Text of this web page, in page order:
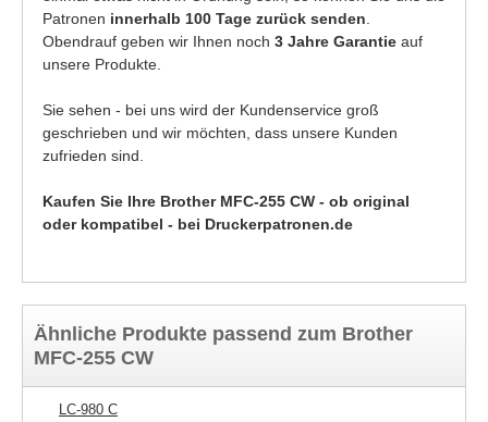
Patronen innerhalb 100 Tage zurück senden
Obendrauf geben wir Ihnen noch 3 Jahre Garantie auf
unsere Produkte.
Sie sehen - bei uns wird der Kundenservice groß
geschrieben und wir möchten, dass unsere Kunden
zufrieden sind.
Kaufen Sie Ihre Brother MFC-255 CW - ob original
oder kompatibel - bei Druckerpatronen.de
Ähnliche Produkte passend zum Brother
MFC-255 CW
LC-980 C